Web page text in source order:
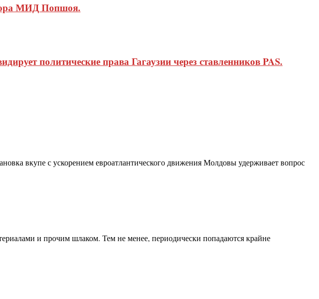
МИД Попшоя.
политические права Гагаузии через ставленников PAS.
вкупе с ускорением евроатлантического движения Молдовы удерживает вопрос
и прочим шлаком. Тем не менее, периодически попадаются крайне